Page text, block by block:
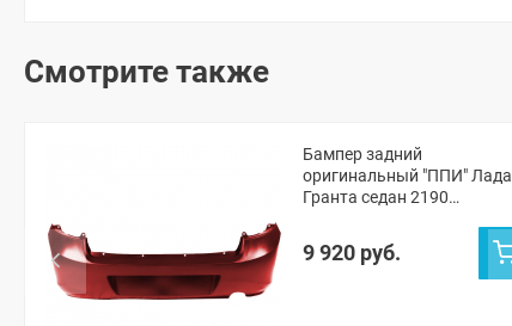
Смотрите также
Бампер задний
оригинальный "ППИ" Лада
Гранта седан 2190
9 920 руб.